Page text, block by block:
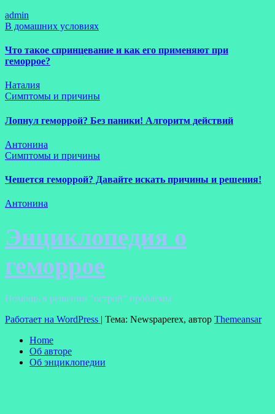
admin
В домашних условиях
Что такое спринцевание и как его применяют при
геморрое?
Наталия
Симптомы и причины
Лопнул геморрой? Без паники! Алгоритм действий
Антонина
Симптомы и причины
Чешется геморрой? Давайте искать причины и решения!
Антонина
Энциклопедия о
геморрое
Помощь в решении "острой" проблемы
Работает на WordPress | Тема: Newspaperex, автор Themeansar
Home
Об авторе
Об энциклопедии